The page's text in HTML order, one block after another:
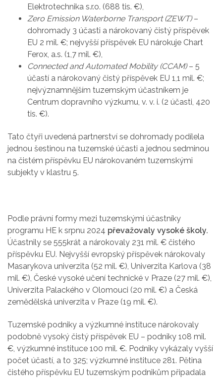
Elektrotechnika s.r.o. (688 tis. €),
Zero Emission Waterborne Transport (ZEWT)–
dohromady 3 účasti a nárokovaný čistý příspěvek
EU 2 mil. €; nejvyšší příspěvek EU nárokuje Chart
Ferox, a.s. (1,7 mil. €),
Connected and Automated Mobility (CCAM)– 5
účastí a nárokovaný čistý příspěvek EU 1,1 mil. €;
nejvýznamnějším tuzemským účastníkem je
Centrum dopravního výzkumu, v. v. i. (2 účasti, 420
tis. €).
Tato čtyři uvedená partnerství se dohromady podílela
jednou šestinou na tuzemské účasti a jednou sedminou
na čistém příspěvku EU nárokovaném tuzemskými
subjekty v klastru 5.
Podle právní formy mezi tuzemskými účastníky
programu HE k srpnu 2024 převažovaly vysoké školy.
Účastnily se 555krát a nárokovaly 231 mil. € čistého
příspěvku EU. Nejvyšší evropský příspěvek nárokovaly
Masarykova univerzita (52 mil. €), Univerzita Karlova (38
mil. €), České vysoké učení technické v Praze (27 mil. €),
Univerzita Palackého v Olomouci (20 mil. €) a Česká
zemědělská univerzita v Praze (19 mil. €).
Tuzemské podniky a výzkumné instituce nárokovaly
podobně vysoký čistý příspěvek EU – podniky 108 mil.
€, výzkumné instituce 100 mil. €. Podniky vykázaly vyšší
počet účastí, a to 325; výzkumné instituce 281. Pětina
čistého příspěvku EU tuzemským podnikům připadala